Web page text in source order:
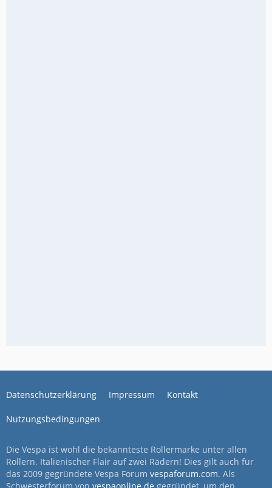
Datenschutzerklärung Impressum Kontakt
Nutzungsbedingungen
Die Vespa ist wohl die bekannteste Rollermarke unter allen
Rollern. Italienischer Flair auf zwei Rädern! Dies gilt auch für
das 2009 gegründete Vespa Forum vespaforum.com. Als